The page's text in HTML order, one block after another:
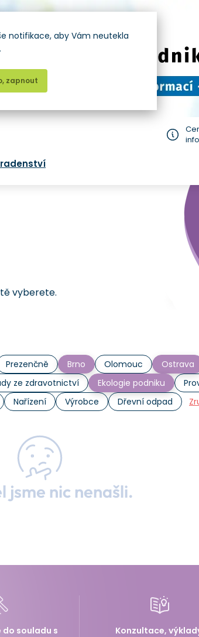
vyberete.
Prezenčně Brno Olomouc Ostrava
ze zdravotnictví Ekologie podniku
Nařízení Výrobce Dřevní odpad
jsme nic nenašli.
do souladu s
Konzultace,
notifikace, aby Vám neutekla
zapnout